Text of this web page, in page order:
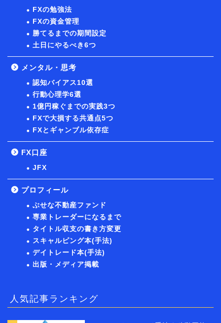
FXの勉強法
FXの資金管理
勝てるまでの期間設定
土日にやるべき6つ
メンタル・思考
認知バイアス10選
行動心理学6選
1億円稼ぐまでの実践3つ
FXで大損する共通点5つ
FXとギャンブル依存症
FX口座
JFX
プロフィール
ぶせな不動産ファンド
専業トレーダーになるまで
タイトル収支の書き方変更
スキャルピング本(手法)
デイトレード本(手法)
出版・メディア掲載
人気記事ランキング